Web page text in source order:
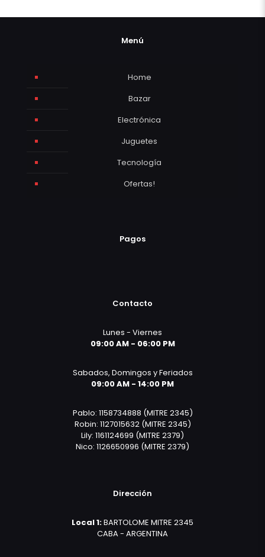
Menú
Home
Bazar
Electrónica
Juguetes
Tecnología
Ofertas!
Pagos
Contacto
Lunes - Viernes
09:00 AM - 06:00 PM
Sabados, Domingos y Feriados
09:00 AM - 14:00 PM
Pablo: 1158734888 (MITRE 2345)
Robin: 1127015632 (MITRE 2345)
Lily: 1161124699 (MITRE 2379)
Nico: 1126650996 (MITRE 2379)
Dirección
Local 1:BARTOLOME MITRE 2345
CABA - ARGENTINA